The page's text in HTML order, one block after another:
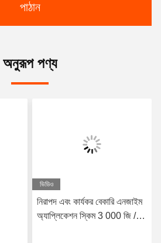
পাঠান
অনুরূপ পণ্য
ভিডিও
নিরাপদ এবং কার্যকর বেকারি এনজাইম
অ্যাপ্লিকেশন স্কিম 3 000 জি / টি